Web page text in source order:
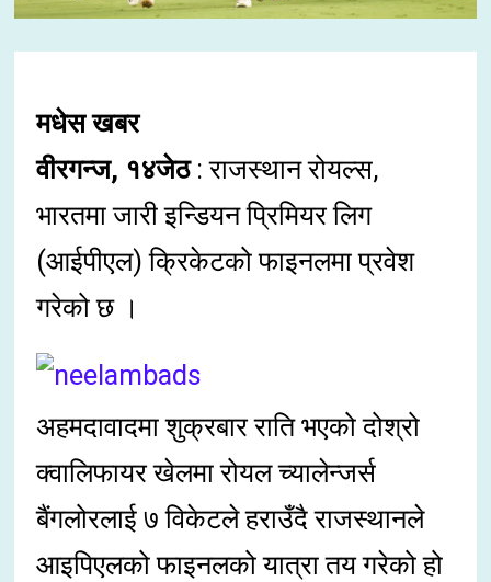
मधेस खबर
वीरगन्ज, १४जेठ: राजस्थान रोयल्स,
भारतमा जारी इन्डियन प्रिमियर लिग
(आईपीएल) क्रिकेटको फाइनलमा प्रवेश
गरेको छ ।
अहमदावादमा शुक्रबार राति भएको दोश्रो
क्वालिफायर खेलमा रोयल च्यालेन्जर्स
बैंगलोरलाई ७ विकेटले हराउँदै राजस्थानले
आइपिएलको फाइनलको यात्रा तय गरेको हो